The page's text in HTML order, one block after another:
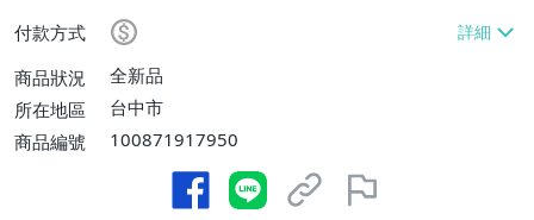
滿$9999免運費】
付款方式
商品狀況
全新品
所在地區
台中市
商品編號
100871917950